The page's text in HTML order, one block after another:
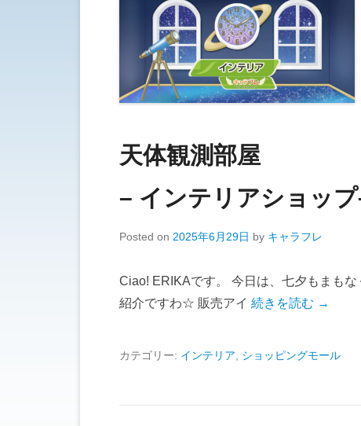
天体観測部屋
– インテリアショッ
Posted on 2025年6月29日 by キャラフレ
Ciao! ERIKAです。 今日は、七夕もまも
紹介ですわ☆ 販売アイ 続きを読む →
カテゴリー: インテリア ショッピングモール